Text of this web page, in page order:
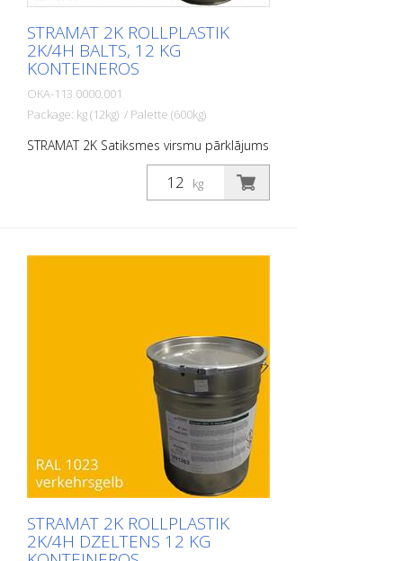
STRAMAT 2K ROLLPLASTIK
2K/4H BALTS, 12 KG
KONTEINEROS
OKA-113.0000.001
Package: kg (12kg) / Palette (600kg)
STRAMAT 2K Satiksmes virsmu pārklājums
ir reaktīva daudzkomponentu aukstā
plastmasas sistēma ar izcilu
nodilumizturību un augstu pretslīdes
virsmas ir pastāvīgi elastīgas,
tiek izmantots lielu platību marķēšanas
virsmām, piemēram, veloceliņiem,
satiksmes saliņām un daudzfunkcionālām
kg
STRAMAT 2K ROLLPLASTIK
2K/4H DZELTENS 12 KG